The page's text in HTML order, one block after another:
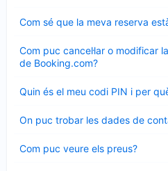
Com sé que la meva reserva
tancat
Com puc cancel·lar o modificar
de Booking.com?
tancat
Quin és el meu codi PIN i per
tancat
On puc trobar les dades de
tancat
Com puc veure els preus?
tancat